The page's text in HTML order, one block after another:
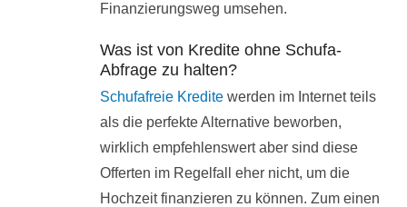
Finanzierungsweg umsehen.
Was ist von Kredite ohne Schufa-
Abfrage zu halten?
Schufafreie Kredite werden im Internet teils
als die perfekte Alternative beworben,
wirklich empfehlenswert aber sind diese
Offerten im Regelfall eher nicht, um die
Hochzeit finanzieren zu können. Zum einen